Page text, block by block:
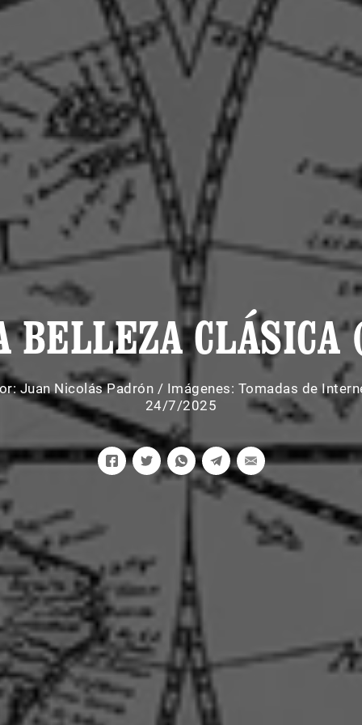
BELLEZA
Juan Nicolás Padrón / Imágenes: Tomadas de
24/7/2025